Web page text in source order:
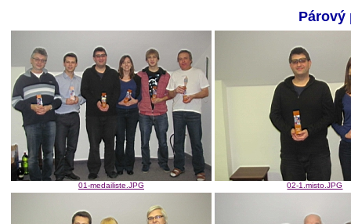
Párový
01-medailiste.JPG 02-1.misto.JPG